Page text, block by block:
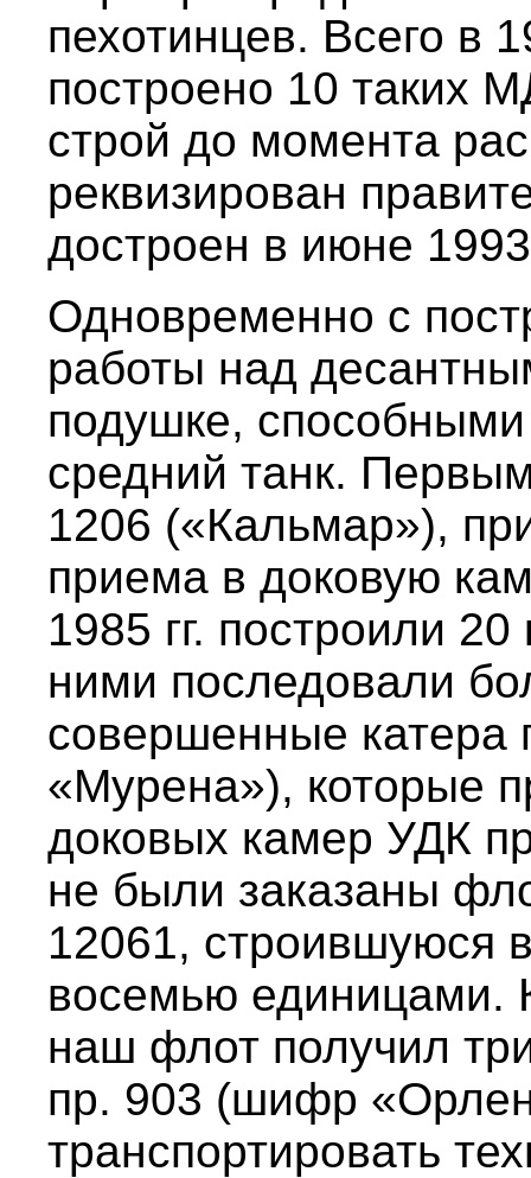
пехотинцев. Всего в
построено 10 таких
строй до момента
реквизирован
достроен в июне 1993
Одновременно с
работы над
подушке,
средний танк.
1206 («Кальмар»),
приема в доковую
1985 гг. построили
ними последовали
совершенные
«Мурена»), которые
доковых камер УДК
не были заказаны
12061, строившуюся
восемью единицами.
наш флот получил
пр. 903 (шифр
транспортировать